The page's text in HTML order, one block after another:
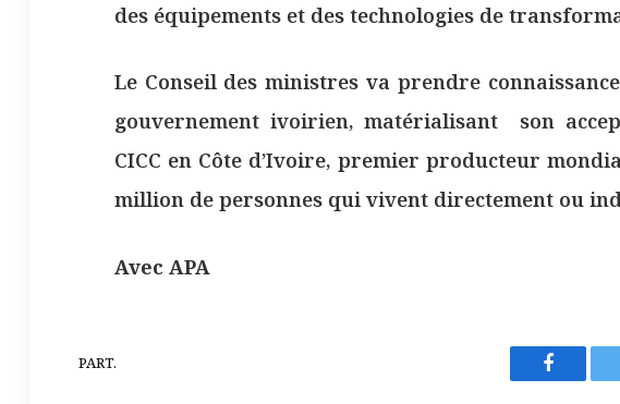
des équipements et des technologies de
Le Conseil des ministres va prendre
gouvernement ivoirien, matérialisant son
CICC en Côte d’Ivoire, premier producteur
million de personnes qui vivent directement ou
Avec APA
PART.